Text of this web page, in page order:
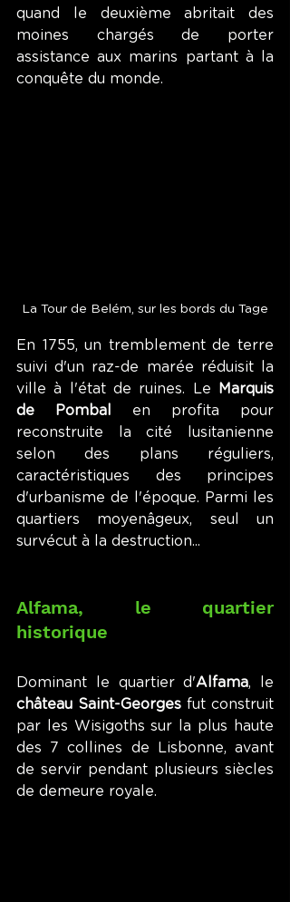
quand le deuxième abritait des
moines chargés de porter
assistance aux marins partant à la
conquête du monde.
La Tour de Belém, sur les bords du Tage
En 1755, un tremblement de terre
suivi d'un raz-de marée réduisit la
ville à l'état de ruines. Le
Marquis
de Pombal
en profita pour
reconstruite la cité lusitanienne
selon des plans réguliers,
caractéristiques des principes
d'urbanisme de l'époque. Parmi les
quartiers moyenâgeux, seul un
survécut à la destruction...
Alfama, le quartier
historique
Dominant le quartier d'Alfama
château Saint-Georges fut construit
par les Wisigoths sur la plus haute
des 7 collines de Lisbonne, avant
de servir pendant plusieurs siècles
de demeure royale.